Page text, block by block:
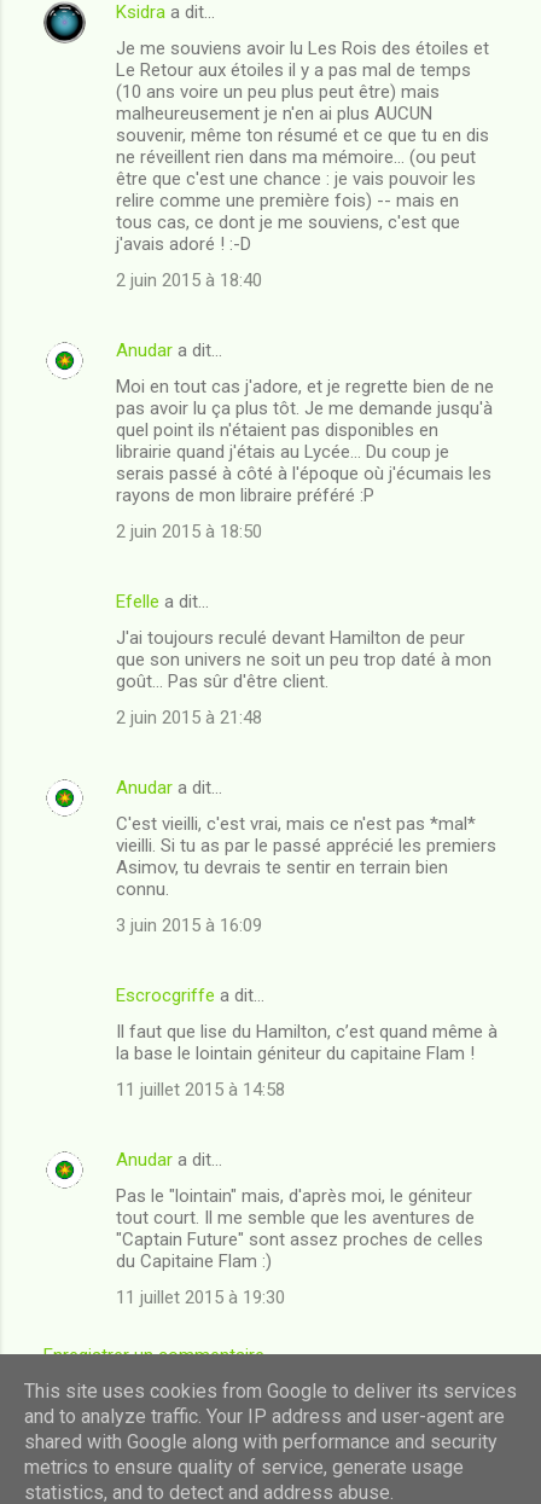
C
e
Ksidra a dit…
Je me souviens avoir lu Les Rois des étoiles et
Le Retour aux étoiles il y a pas mal de temps
(10 ans voire un peu plus peut être) mais
malheureusement je n'en ai plus AUCUN
souvenir, même ton résumé et ce que tu en dis
ne réveillent rien dans ma mémoire... (ou peut
être que c'est une chance : je vais pouvoir les
relire comme une première fois) -- mais en
tous cas, ce dont je me souviens, c'est que
j'avais adoré ! :-D
2 juin 2015 à 18:40
Anudar a dit…
Moi en tout cas j'adore, et je regrette bien de ne
pas avoir lu ça plus tôt. Je me demande jusqu'à
quel point ils n'étaient pas disponibles en
librairie quand j'étais au Lycée... Du coup je
serais passé à côté à l'époque où j'écumais les
rayons de mon libraire préféré :P
2 juin 2015 à 18:50
Efelle a dit…
J'ai toujours reculé devant Hamilton de peur
que son univers ne soit un peu trop daté à mon
goût... Pas sûr d'être client.
2 juin 2015 à 21:48
Anudar a dit…
C'est vieilli, c'est vrai, mais ce n'est pas *mal*
vieilli. Si tu as par le passé apprécié les premiers
Asimov, tu devrais te sentir en terrain bien
connu.
3 juin 2015 à 16:09
Escrocgriffe a dit…
Il faut que lise du Hamilton, c’est quand même à
la base le lointain géniteur du capitaine Flam !
11 juillet 2015 à 14:58
Anudar a dit…
Pas le "lointain" mais, d'après moi, le géniteur
tout court. Il me semble que les aventures de
"Captain Future" sont assez proches de celles
du Capitaine Flam :)
11 juillet 2015 à 19:30
Enregistrer un commentaire
Fourni par Blogger
This site uses cookies from Google to deliver its services
and to analyze traffic. Your IP address and user-agent are
shared with Google along with performance and security
metrics to ensure quality of service, generate usage
statistics, and to detect and address abuse.